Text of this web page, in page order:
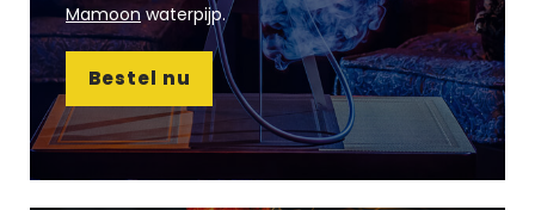
Mamoon waterpijp.
Bestel nu